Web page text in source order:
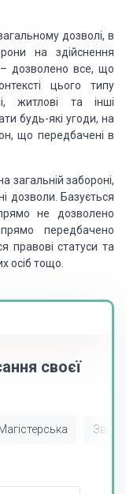
дозволі, в
на здійснення
– дозволено все, що
цього типу
житлові та інші
будь-які угоди, на
що передбачені в
загальній забороні,
дозволи. Базується
не дозволено
передбачено
правові статуси та
осіб тощо.
своєї
Звіт